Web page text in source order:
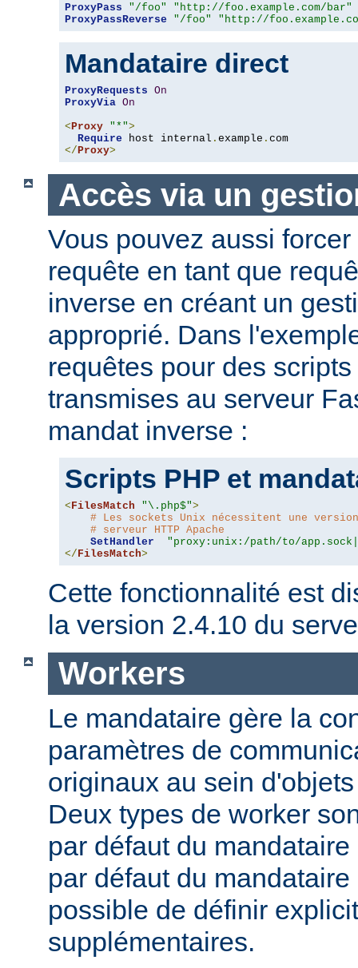
ProxyPass "/foo"
"http://foo.example.com/bar"
ProxyPassReverse
"/foo" "http://
Mandataire direct
ProxyRequests On
ProxyVia On
< Proxy "*">
Require host internal . example .
</ Proxy>
Accès via un
Vous pouvez aussi
requête en tant que
inverse en créant un
approprié. Dans
requêtes pour des
transmises au serveur
mandat inverse :
Scripts PHP et
<FilesMatch "\.php$">
# Les sockets Unix nécessitent une
# serveur HTTP Apache
SetHandler
"proxy:unix:/path/to/
</FilesMatch>
Cette fonctionnalité est
la version 2.4.10 du
Workers
Le mandataire gère la
paramètres de
originaux au sein
Deux types de worker
par défaut du
par défaut du
possible de définir
supplémentaires.